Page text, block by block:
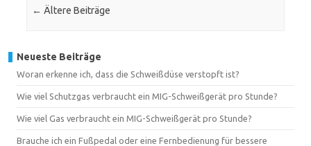
← Ältere Beiträge
Neueste Beiträge
Woran erkenne ich, dass die Schweißdüse verstopft ist?
Wie viel Schutzgas verbraucht ein MIG-Schweißgerät pro Stunde?
Wie viel Gas verbraucht ein MIG-Schweißgerät pro Stunde?
Brauche ich ein Fußpedal oder eine Fernbedienung für bessere